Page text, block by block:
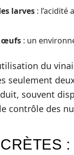
larves :
œufs : un
du
seulement
souvent
contrôle des